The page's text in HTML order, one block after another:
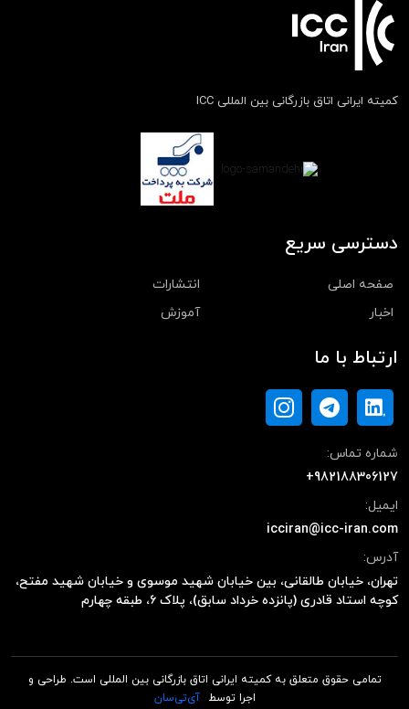
کمیته ایرانی اتاق بازرگانی بین المللی ICC
دسترسی سریع
صفحه اصلی
انتشارات
اخبار
آموزش
ارتباط با ما
شماره تماس:
+982188306127
ایمیل:
icciran@icc-iran.com
آدرس:
تهران، خیابان طالقانی، بین خیابان شهید موسوی و خیابان شهید مفتح،
کوچه استاد قادری (پانزده خرداد سابق)، پلاک ۶، طبقه چهارم
تمامی حقوق متعلق به کمیته ایرانی اتاق بازرگانی بین المللی است. طراحی و
اجرا توسط
آی‌تی‌سان